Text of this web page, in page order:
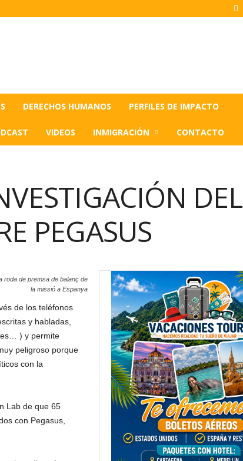
DERECHOS HUMANOS PERFILES DE IMPACTO
VIDEOS INMIGRACIÓN CONTACTO
DEL
PEGASUS
roda de premsa de balanç de
la missió a Espanya
de los teléfonos
y habladas,
) y permite
peligroso porque
con la
Lab de que 65
con Pegasus,